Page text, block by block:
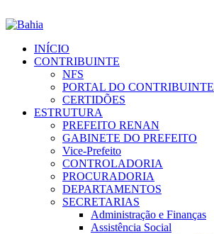
INÍCIO
CONTRIBUINTE
NFS
PORTAL DO CONTRIBUINTE
CERTIDÕES
ESTRUTURA
PREFEITO RENAN
GABINETE DO PREFEITO
Vice-Prefeito
CONTROLADORIA
PROCURADORIA
DEPARTAMENTOS
SECRETARIAS
Administração e Finanças
Assistência Social